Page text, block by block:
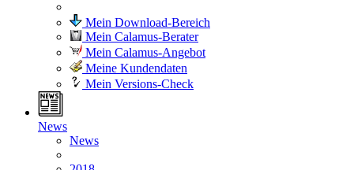
Mein Download-Bereich
Mein Calamus-Berater
Mein Calamus-Angebot
Meine Kundendaten
Mein Versions-Check
News
News